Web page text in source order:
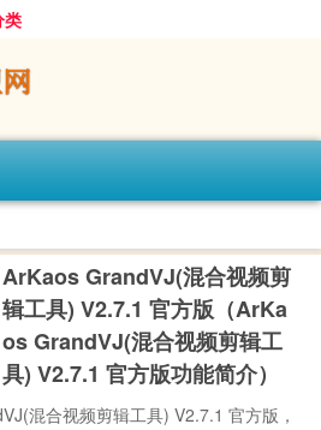
类
ArKaos GrandVJ(混合视频剪
辑工具) V2.7.1 官方版（ArKa
os GrandVJ(混合视频剪辑工
具) V2.7.1 官方版功能简介）
混合视频剪辑工具) V2.7.1 官方版，